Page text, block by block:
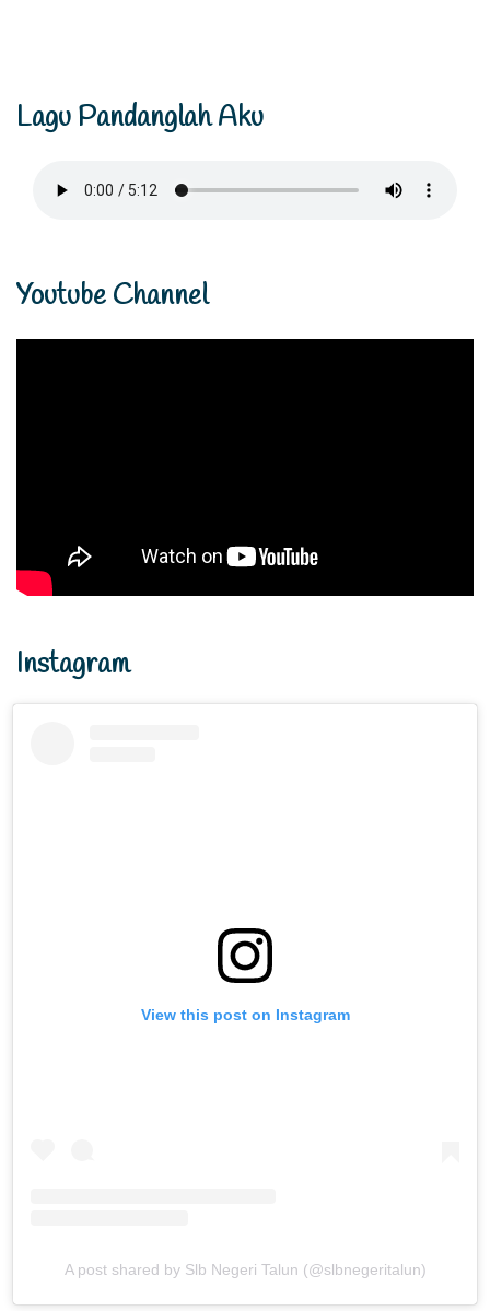
Lagu Pandanglah Aku
Youtube Channel
Instagram
View this post on Instagram
A post shared by Slb Negeri Talun (@slbnegeritalun)